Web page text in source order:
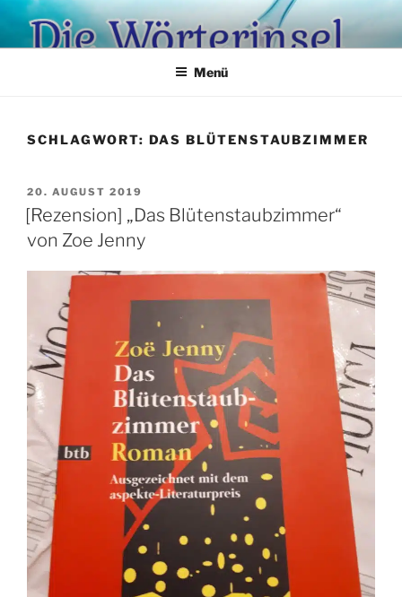
Zum
Inhalt
springen
Menü
SCHLAGWORT: DAS BLÜTENSTAUBZIMMER
VERÖFFENTLICHT
AM
20. AUGUST 2019
[Rezension] „Das Blütenstaubzimmer“
von Zoe Jenny